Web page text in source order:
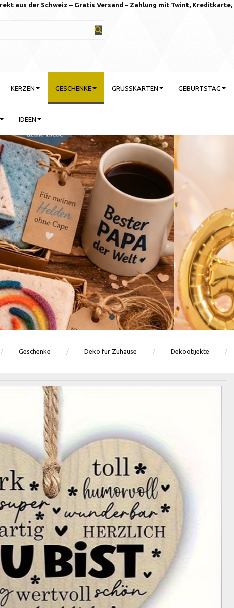
aus der Schweiz – Gratis Versand – Zahlung mit Twint, Kreditkarte,
KERZEN GESCHENKE GRUSSKARTEN GEBURTSTAG
IDEEN
feiern
Ballons · Tischdeko · Karten · Zahlen
GEBURTSTAGSDEKO ENTDECKEN
Geschenke Deko für Zuhause Dekoobjekte